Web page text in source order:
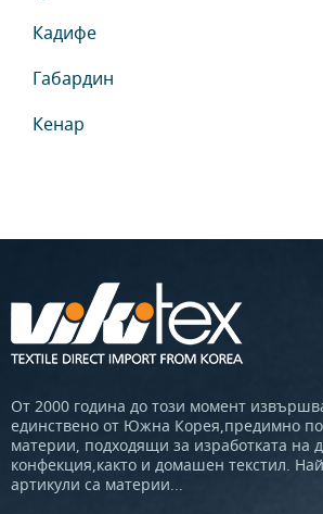
Кадифе
Габардин
Кенар
От 2000 година до този момент
единствено от Южна Корея,предимно
материи, подходящи за изработката на
конфекция,както и домашен текстил.
артикули са материи...